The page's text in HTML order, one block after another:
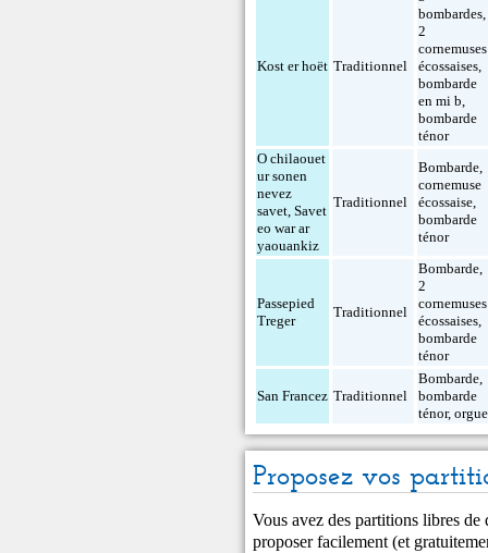
Kost er hoët Traditionnel
bombardes,
2
cornemuses
écossaises,
bombarde
en mi b,
bombarde
ténor
O chilaouet
ur sonen
nevez
savet, Savet
eo war ar
yaouankiz
Traditionnel
Bombarde,
cornemuse
écossaise,
bombarde
ténor
Passepied
Treger
Traditionnel
Bombarde,
2
cornemuses
écossaises,
bombarde
ténor
San Francez Traditionnel
Bombarde,
bombarde
ténor,orgue
Proposez vos
Vous avez des partitions libres
proposer facilement (et